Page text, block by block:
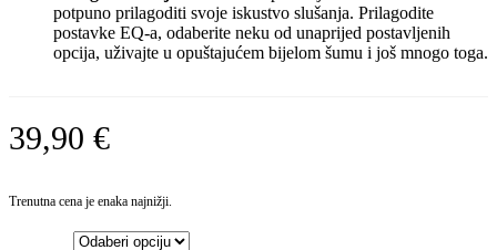
potpuno prilagoditi svoje iskustvo slušanja. Prilagodite
postavke EQ-a, odaberite neku od unaprijed postavljenih
opcija, uživajte u opuštajućem bijelom šumu i još mnogo toga.
39,90 €
Trenutna cena je enaka najnižji.